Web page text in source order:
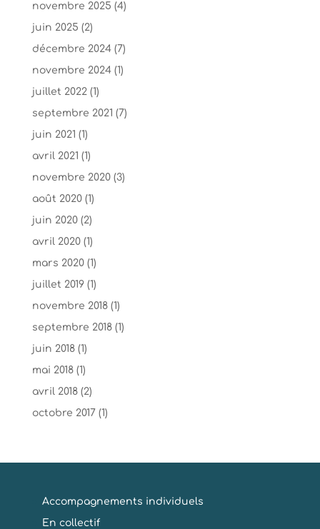
novembre 2025 (4)
juin 2025 (2)
décembre 2024(7)
novembre 2024(1)
juillet 2022(1)
septembre 2021 (7)
juin 2021 (1)
avril 2021 (1)
novembre 2020(3)
août 2020(1)
juin 2020(2)
avril 2020(1)
mars 2020(1)
juillet 2019(1)
novembre 2018(1)
septembre 2018(1)
juin 2018(1)
mai 2018(1)
avril 2018(2)
octobre 2017 (1)
Accompagnements individuels
En collectif